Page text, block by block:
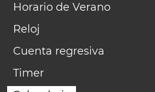
Horario de Verano
Reloj
Cuenta regresiva
Timer